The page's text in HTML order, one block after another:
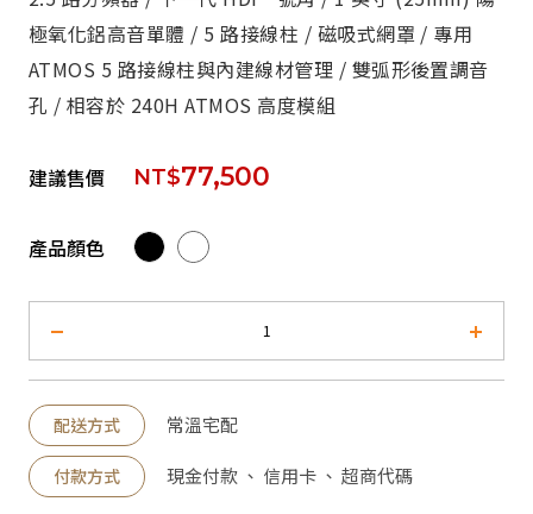
極氧化鋁高音單體 / 5 路接線柱 / 磁吸式網罩 / 專用
ATMOS 5 路接線柱與內建線材管理 / 雙弧形後置調音
孔 / 相容於 240H ATMOS 高度模組
建議售價 NT$77,500
產品顏色
配送方式 常溫宅配
付款方式 現金付款 、 信用卡 、 超商代碼